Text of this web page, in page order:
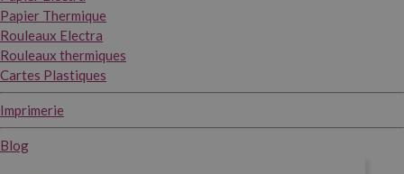
Papier Thermique
Rouleaux Electra
Rouleaux thermiques
Cartes Plastiques
Imprimerie
Blog